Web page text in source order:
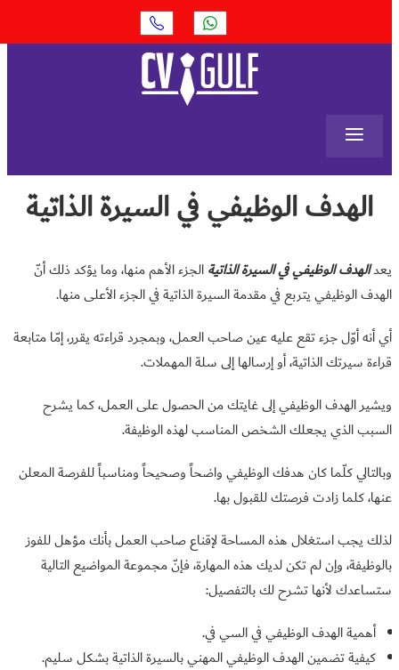
≡
الهدف الوظيفي في السيرة الذاتية
يعدالهدف الوظيفي في السيرة الذاتيةالجزء الأهم منها، وما يؤكد ذلك أنّ
الهدف الوظيفي يتربع في مقدمة السيرة الذاتية في الجزء الأعلى منها.
أي أنه أوّل جزء تقع عليه عين صاحب العمل، وبمجرد قراءته يقرر، إمّا متابعة
قراءة سيرتك الذاتية، أو إرسالها إلى سلة المهملات.
ويشير الهدف الوظيفي إلى غايتك من الحصول على العمل، كما يشرح
السبب الذي يجعلك الشخص المناسب لهذه الوظيفة.
وبالتالي كلّما كان هدفك الوظيفي واضحاً وصحيحاً ومناسباً للفرصة المعلن
عنها، كلما زادت فرصتك للقبول بها.
لذلك يجب استغلال هذه المساحة لإقناع صاحب العمل بأنك مؤهل للفوز
بالوظيفة، وإن لم تكن لديك هذه المهارة، فإنّ مجموعة المواضيع التالية
ستساعدك لأنها تشرح لك بالتفصيل:
أهمية الهدف الوظيفي في السي في.
كيفية تضمين الهدف الوظيفي المهني بالسيرة الذاتية بشكل سليم.